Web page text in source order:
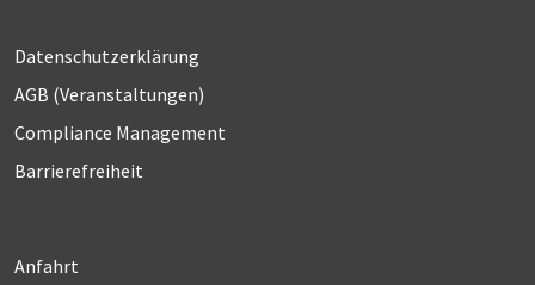
Datenschutzerklärung
AGB (Ver­an­stal­tun­gen)
Compliance Management
Barrierefreiheit
Anfahrt